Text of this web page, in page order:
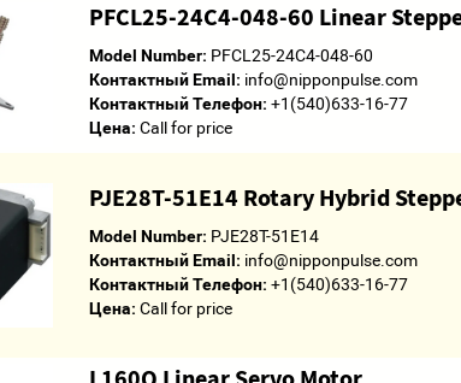
PFCL25-24C4-048-60 Linear
Model Number: PFCL25-24C4-048-60
Контактный Email: info@nipponpulse.com
Контактный Телефон: +1(540)633-16-77
Цена: Call for price
PJE28T-51E14 Rotary Hybrid
Model Number: PJE28T-51E14
Контактный Email: info@nipponpulse.com
Контактный Телефон: +1(540)633-16-77
Цена: Call for price